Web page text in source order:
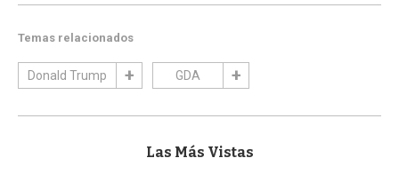
Temas relacionados
Donald Trump GDA
Las Más Vistas